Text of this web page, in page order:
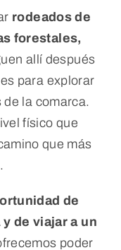
rodeados de
forestales,
allí después
para explorar
la comarca.
físico que
que más
de
de viajar a un
poder